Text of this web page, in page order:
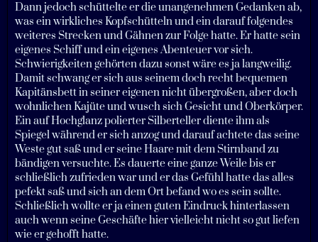
Dann jedoch schüttelte er die unangenehmen Gedanken ab,
was ein wirkliches Kopfschütteln und ein darauf folgendes
weiteres Strecken und Gähnen zur Folge hatte. Er hatte sein
eigenes Schiff und ein eigenes Abenteuer vor sich.
Schwierigkeiten gehörten dazu sonst wäre es ja langweilig.
Damit schwang er sich aus seinem doch recht bequemen
Kapitänsbett in seiner eigenen nicht übergroßen, aber doch
wohnlichen Kajüte und wusch sich Gesicht und Oberkörper.
Ein auf Hochglanz polierter Silberteller diente ihm als
Spiegel während er sich anzog und darauf achtete das seine
Weste gut saß und er seine Haare mit dem Stirnband zu
bändigen versuchte. Es dauerte eine ganze Weile bis er
schließlich zufrieden war und er das Gefühl hatte das alles
pefekt saß und sich an dem Ort befand wo es sein sollte.
Schließlich wollte er ja einen guten Eindruck hinterlassen
auch wenn seine Geschäfte hier vielleicht nicht so gut liefen
wie er gehofft hatte.